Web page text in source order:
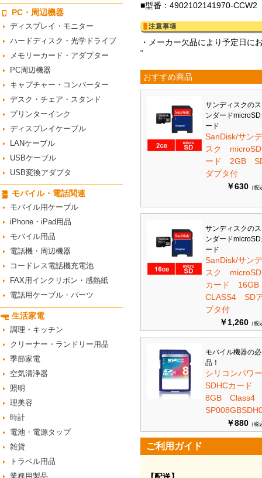
PC・周辺機器
ディスプレイ・モニター
ハードディスク・光学ドライブ
メモリーカード・アダプター
PC周辺機器
キャプチャー・コンバーター
デスク・チェア・スタンド
プリンターインク
ディスプレイケーブル
LANケーブル
USBケーブル
USB変換アダプタ
モバイル・電話関連
モバイル用ケーブル
iPhone・iPad用品
モバイル用品
電話機・周辺機器
コードレス電話機充電池
FAX用インクリボン・感熱紙
電話用ケーブル・パーツ
生活家電
調理・キッチン
クリーナー・ランドリー用品
季節家電
空気清浄器
照明
理美容
時計
電池・電源タップ
雑貨
トラベル用品
業務用製品
■型番：4902102141970-CCW2
・メーカー欠品により予定日に
“
おすすめ商品
サンディスクの
ンダード
ード
SanDisk/サン
スク
ード 2GB
ダプタ付
￥630 （税
サンディスクの
ンダード
ード
SanDisk/サン
スク
カード
CLASS4 SD
プタ付
￥1,260 （税
モバイル機器の
品！
シリコンパ
SDHCカード
8GB
￥880 （税
ご利用ガイド